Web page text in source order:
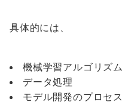
具体的には、
機械学習アルゴリズム
データ処理
モデル開発のプロセス